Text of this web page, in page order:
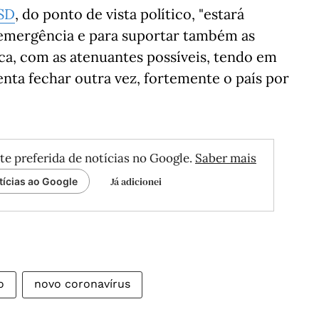
, do ponto de vista político, "estará
e para suportar também as
com as atenuantes possíveis, tendo em
fechar outra vez, fortemente o país por
preferida de notícias no Google. Saber mais
ao Google Já adicionei
novo coronavírus